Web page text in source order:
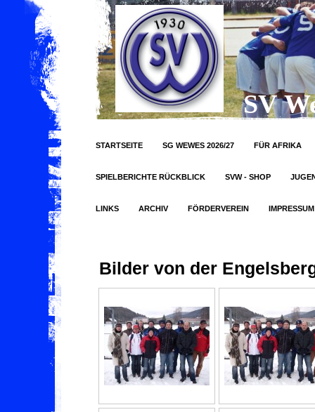
SV
STARTSEITE SG WEWES 2026/27 FÜR AFRIKA
SPIELBERICHTE RÜCKBLICK SVW - SHOP
LINKS ARCHIV FÖRDERVEREIN IMPRESSUM
Bilder von der